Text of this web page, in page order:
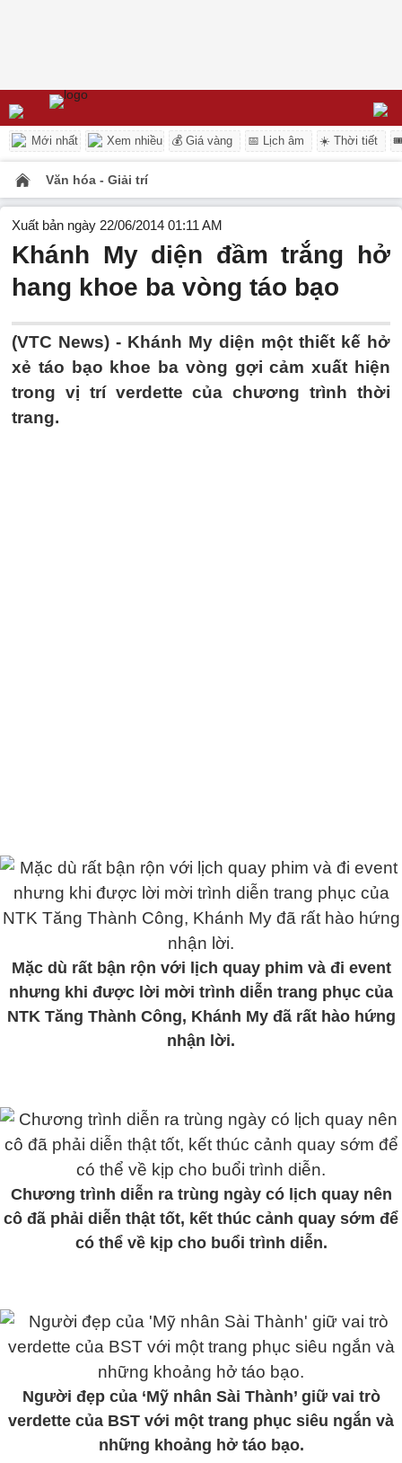
Mới nhất Xem nhiều 💰 Giá vàng 📅 Lịch âm ☀️ Thời tiết
Văn hóa - Giải trí
Xuất bản ngày 22/06/2014 01:11 AM
Khánh My diện đầm trắng hở
hang khoe ba vòng táo bạo
(VTC News) - Khánh My diện một thiết kế hở
xẻ táo bạo khoe ba vòng gợi cảm xuất hiện
trong vị trí verdette của chương trình thời
trang.
Mặc dù rất bận rộn với lịch quay phim và đi event
nhưng khi được lời mời trình diễn trang phục của
NTK Tăng Thành Công, Khánh My đã rất hào hứng
nhận lời.
Chương trình diễn ra trùng ngày có lịch quay nên
cô đã phải diễn thật tốt, kết thúc cảnh quay sớm để
có thể về kịp cho buổi trình diễn.
Người đẹp của ‘Mỹ nhân Sài Thành’ giữ vai trò
verdette của BST với một trang phục siêu ngắn và
những khoảng hở táo bạo.